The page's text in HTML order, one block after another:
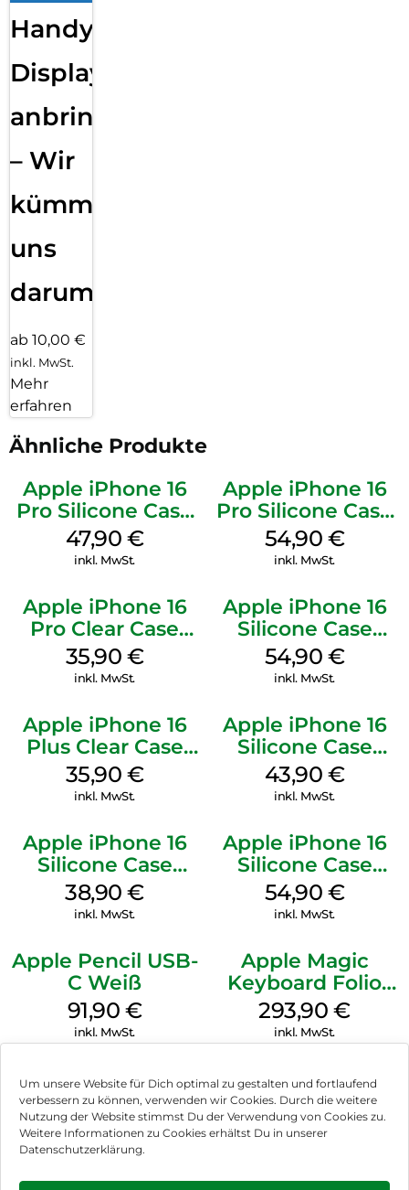
Um unsere Website für Dich optimal zu gestalten und fortlaufend
verbessern zu können, verwenden wir Cookies. Durch die weitere
Nutzung der Website stimmst Du der Verwendung von Cookies zu.
Weitere Informationen zu Cookies erhältst Du in unserer
Datenschutzerklärung.
Handy
Displayfolie
anbringen
– Wir
kümmern
uns
darum!
ab 10,00 €
inkl. MwSt.
Mehr
erfahren
Ähnliche Produkte
Apple iPhone 16
Pro Silicone Case
MagSafe Denim
47,90 €
inkl. MwSt.
Apple iPhone 16
Pro Silicone Case
MagSafe Black
54,90 €
inkl. MwSt.
Apple iPhone 16
Pro Clear Case
MagSafe
Transparent
35,90 €
inkl. MwSt.
Apple iPhone 16
Silicone Case
MagSafe Lake
Green
54,90 €
inkl. MwSt.
Apple iPhone 16
Plus Clear Case
MagSafe
Transparent
35,90 €
inkl. MwSt.
Apple iPhone 16
Silicone Case
MagSafe Plum
43,90 €
inkl. MwSt.
Apple iPhone 16
Silicone Case
MagSafe
Ultramarine
38,90€
inkl. MwSt.
Apple iPhone 16
Silicone Case
MagSafe Black
54,90 €
inkl. MwSt.
Apple Pencil USB-
C Weiß
91,90 €
inkl. MwSt.
Apple Magic
Keyboard Folio
iPad 10.9″ (10.Gen.)
Weiß
293,90€
inkl. MwSt.
Impressum